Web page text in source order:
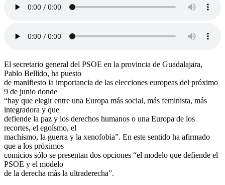
El secretario general del PSOE en la provincia de Guadalajara,
Pablo Bellido, ha puesto
de manifiesto la importancia de las elecciones europeas del próximo
9 de junio donde
“hay que elegir entre una Europa más social, más feminista, más
integradora y que
defiende la paz y los derechos humanos o una Europa de los
recortes, el egoísmo, el
machismo, la guerra y la xenofobia”. En este sentido ha afirmado
que a los próximos
comicios sólo se presentan dos opciones “el modelo que defiende el
PSOE y el modelo
de la derecha más la ultraderecha”.